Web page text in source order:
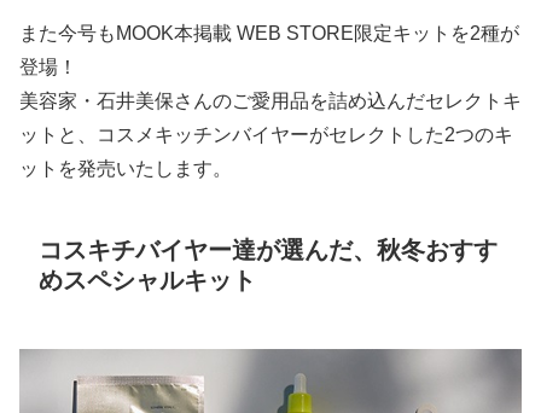
また今号もMOOK本掲載 WEB STORE限定キットを2種が
登場！
美容家・石井美保さんのご愛用品を詰め込んだセレクトキ
ットと、コスメキッチンバイヤーがセレクトした2つのキ
ットを発売いたします。
コスキチバイヤー達が選んだ、秋冬おすす
めスペシャルキット